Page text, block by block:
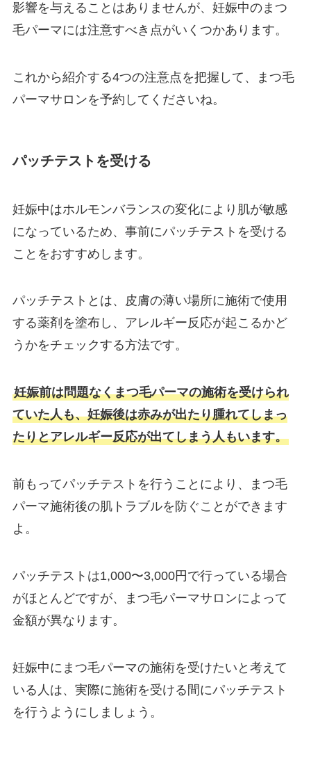
影響を与えることはありませんが、妊娠中のまつ
毛パーマには注意すべき点がいくつかあります。
これから紹介する4つの注意点を把握して、まつ毛
パーマサロンを予約してくださいね。
パッチテストを受ける
妊娠中はホルモンバランスの変化により肌が敏感
になっているため、事前にパッチテストを受ける
ことをおすすめします。
パッチテストとは、皮膚の薄い場所に施術で使用
する薬剤を塗布し、アレルギー反応が起こるかど
うかをチェックする方法です。
妊娠前は問題なくまつ毛パーマの施術を受けられ
ていた人も、妊娠後は赤みが出たり腫れてしまっ
たりとアレルギー反応が出てしまう人もいます。
前もってパッチテストを行うことにより、まつ毛
パーマ施術後の肌トラブルを防ぐことができます
よ。
パッチテストは1,000〜3,000円で行っている場合
がほとんどですが、まつ毛パーマサロンによって
金額が異なります。
妊娠中にまつ毛パーマの施術を受けたいと考えて
いる人は、実際に施術を受ける間にパッチテスト
を行うようにしましょう。